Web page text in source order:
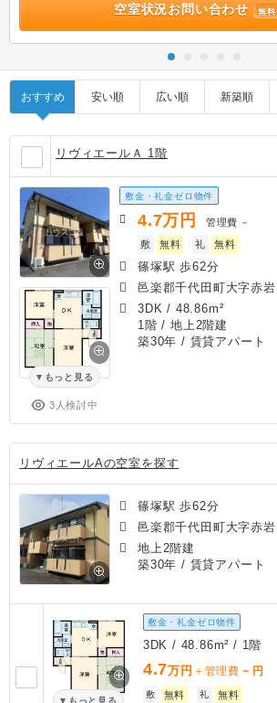
空室状況お問い合わせ 無料
おすすめ 安い順 広い順 新築順
リヴィエールＡ 1階
もっと見る
3人検討中
敷金・礼金ゼロ物件
4.7万円 管理費 －
敷
無料 礼 無料
篠塚駅 歩62分
邑楽郡千代田町大字赤岩
3DK / 48.86m²
1階 / 地上2階建
築30年 / 賃貸アパート
リヴィエールAの空室を探す
篠塚駅 歩62分
邑楽郡千代田町大字赤岩
地上2階建
築30年 / 賃貸アパート
敷金・礼金ゼロ物件
3DK / 48.86m² / 1階
4.7万円 ＋管理費 － 円
敷 無料 礼 無料